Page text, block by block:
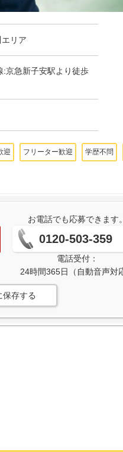
リア
急新子安駅より徒歩
迎 フリーター歓迎 学歴不問
お電話でも応募できます
0120-503-359
電話受付：
24時間365日（自動音声対
保存する